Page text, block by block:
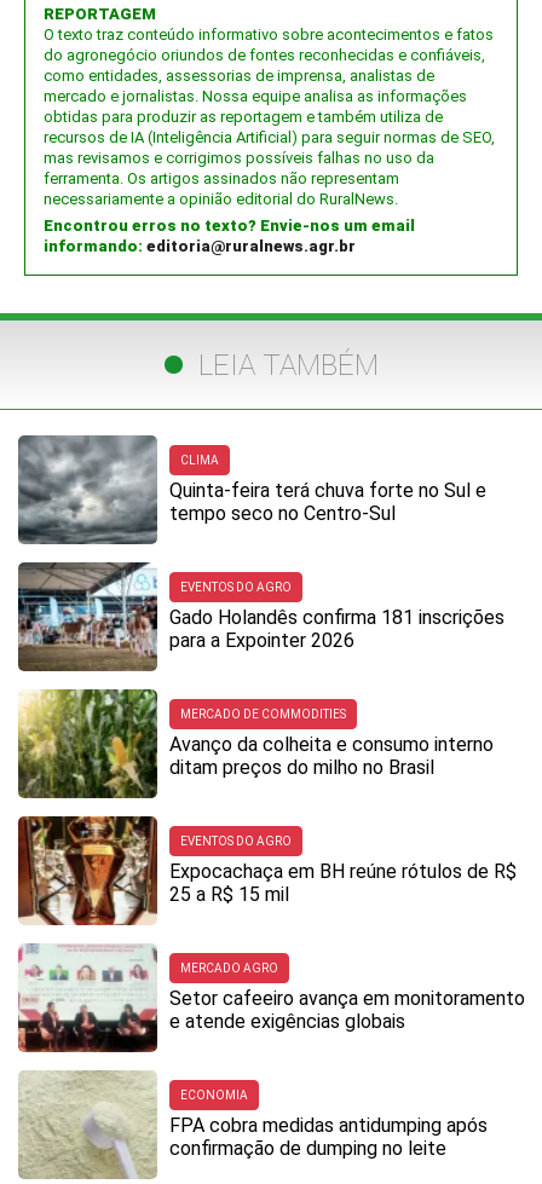
REPORTAGEM
O texto traz conteúdo informativo sobre acontecimentos e fatos
do agronegócio oriundos de fontes reconhecidas e confiáveis,
como entidades, assessorias de imprensa, analistas de
mercado e jornalistas. Nossa equipe analisa as informações
obtidas para produzir as reportagem e também utiliza de
recursos de IA (Inteligência Artificial) para seguir normas de SEO,
mas revisamos e corrigimos possíveis falhas no uso da
ferramenta. Os artigos assinados não representam
necessariamente a opinião editorial do RuralNews.
Encontrou erros no texto? Envie-nos um email
informando: editoria@ruralnews.agr.br
LEIA TAMBÉM
CLIMA
Quinta-feira terá chuva forte no Sul e
tempo seco no Centro-Sul
EVENTOS DO AGRO
Gado Holandês confirma 181 inscrições
para a Expointer 2026
MERCADO DE COMMODITIES
Avanço da colheita e consumo interno
ditam preços do milho no Brasil
EVENTOS DO AGRO
Expocachaça em BH reúne rótulos de R$
25 a R$ 15 mil
MERCADO AGRO
Setor cafeeiro avança em monitoramento
e atende exigências globais
ECONOMIA
FPA cobra medidas antidumping após
confirmação de dumping no leite